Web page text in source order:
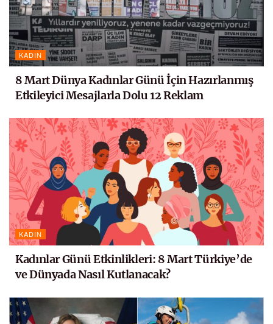
KADIN
8 Mart Dünya Kadınlar Günü İçin Hazırlanmış
Etkileyici Mesajlarla Dolu 12 Reklam
KADIN
Kadınlar Günü Etkinlikleri: 8 Mart Türkiye’de
ve Dünyada Nasıl Kutlanacak?